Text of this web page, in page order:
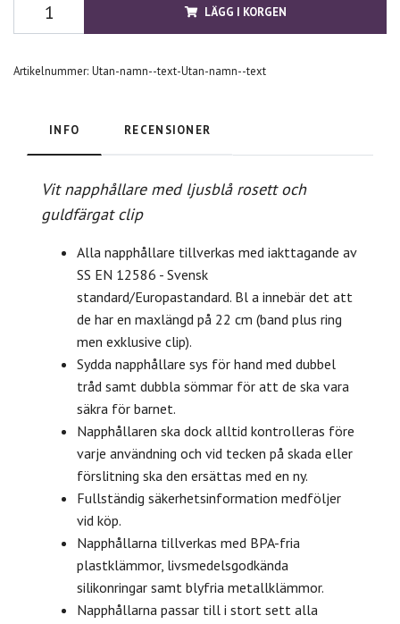
LÄGG I KORGEN
Artikelnummer: Utan-namn--text-Utan-namn--text
INFO RECENSIONER
Vit napphållare med ljusblå rosett och
guldfärgat clip
Alla napphållare tillverkas med iakttagande av
SS EN 12586 - Svensk
standard/Europastandard. Bl a innebär det att
de har en maxlängd på 22 cm (band plus ring
men exklusive clip).
Sydda napphållare sys för hand med dubbel
tråd samt dubbla sömmar för att de ska vara
säkra för barnet.
Napphållaren ska dock alltid kontrolleras före
varje användning och vid tecken på skada eller
förslitning ska den ersättas med en ny.
Fullständig säkerhetsinformation medföljer
vid köp.
Napphållarna tillverkas med BPA-fria
plastklämmor, livsmedelsgodkända
silikonringar samt blyfria metallklämmor.
Napphållarna passar till i stort sett alla